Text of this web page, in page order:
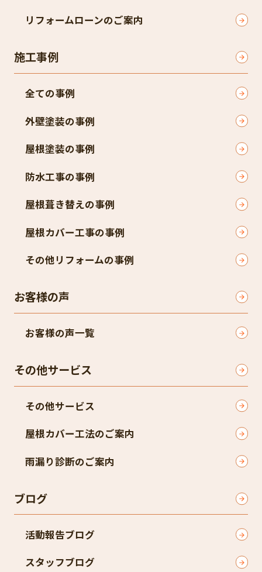
リフォームローンのご案内
施工事例
全ての事例
外壁塗装の事例
屋根塗装の事例
防水工事の事例
屋根葺き替えの事例
屋根カバー工事の事例
その他リフォームの事例
お客様の声
お客様の声一覧
その他サービス
その他サービス
屋根カバー工法のご案内
雨漏り診断のご案内
ブログ
活動報告ブログ
スタッフブログ